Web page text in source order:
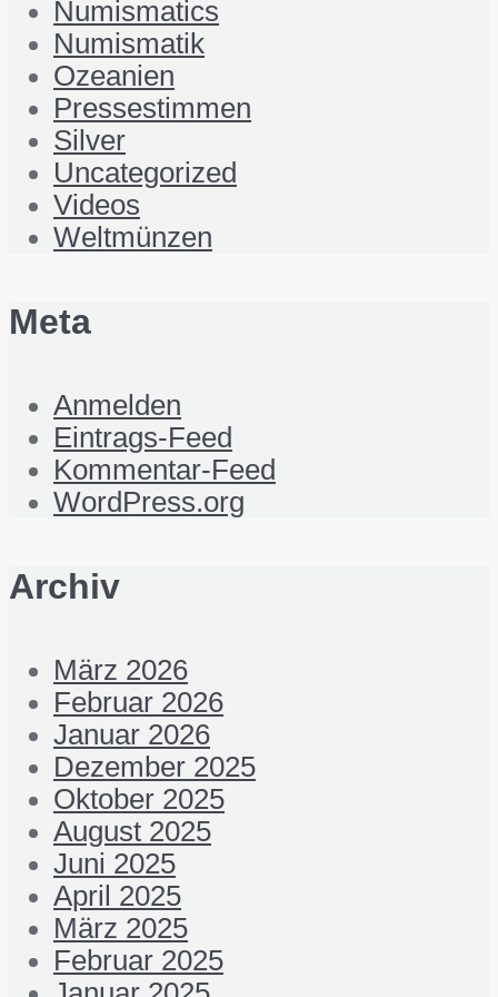
Numismatics
Numismatik
Ozeanien
Pressestimmen
Silver
Uncategorized
Videos
Weltmünzen
Meta
Anmelden
Eintrags-Feed
Kommentar-Feed
WordPress.org
Archiv
März 2026
Februar 2026
Januar 2026
Dezember 2025
Oktober 2025
August 2025
Juni 2025
April 2025
März 2025
Februar 2025